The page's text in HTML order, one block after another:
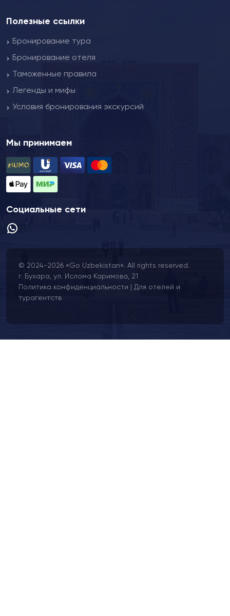
Полезные ссылки
Бронирование тура
Бронирование отеля
Таможенные правила
Легенды и мифы
Условия бронирования экскурсий
Мы принимаем
Социальные сети
© 2024-2026 «Go Uzbekistan». All rights reserved.
г. Бухара, ул. Ислома Каримова, 21
Политика конфиденциальности
Для отелей и
турагентств